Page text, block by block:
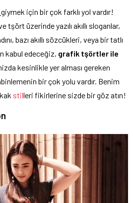
giymek için bir çok farklı yol vardır!
tşört üzerinde yazılı akıllı sloganlar,
bazı akıllı sözcükleri, veya bir tatlı
kabul edeceğiz, grafik tşörtler ile
kesinlikle yer alması gereken
bir çok yolu vardır. Benim
stilleri fikirlerine sizde bir göz atın!